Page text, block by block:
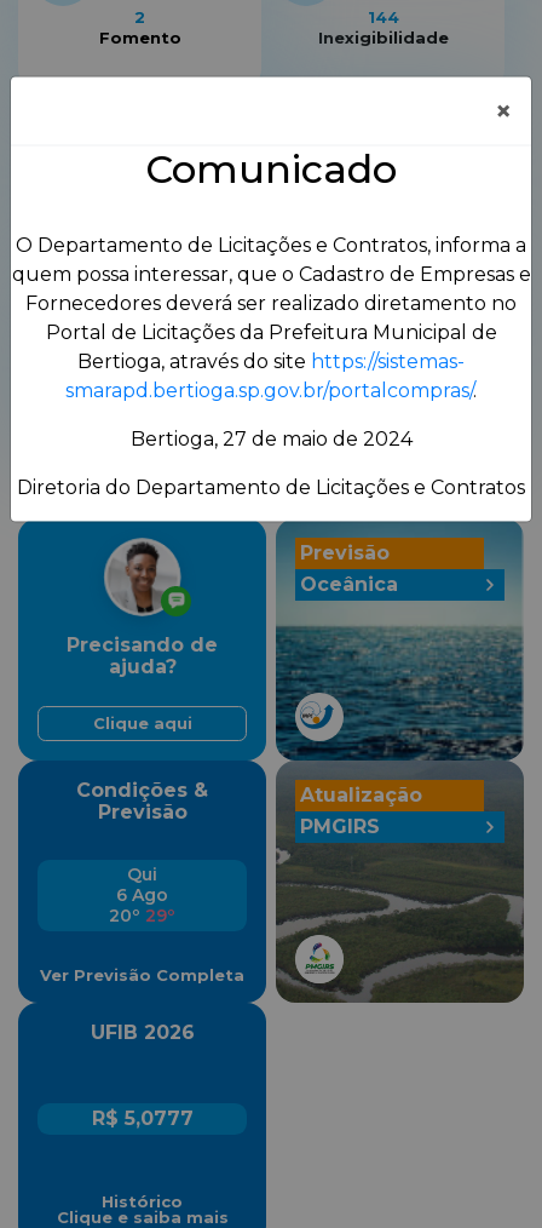
144
Inexigibilidade
764
Pregão Presencial
28
Tomada de Preços
2
Fomento
×
Comunicado
O Departamento de Licitações e Contratos, informa a
quem possa interessar, que o Cadastro de Empresas e
Fornecedores deverá ser realizado diretamento no
Portal de Licitações da Prefeitura Municipal de
Bertioga, através do site https://sistemas-
smarapd.bertioga.sp.gov.br/portalcompras/.
Bertioga, 27 de maio de 2024
Diretoria do Departamento de Licitações e Contratos
Previsão
Oceânica
Precisando de
ajuda?
Clique aqui
Condições &
Previsão
Qui
6 Ago
20º 29º
Ver Previsão Completa
UFIB 2026
R$ 5,0777
Histórico
Clique e saiba mais
Atualização
PMGIRS